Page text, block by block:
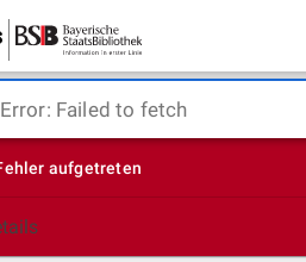
Failed to fetch
aufgetreten